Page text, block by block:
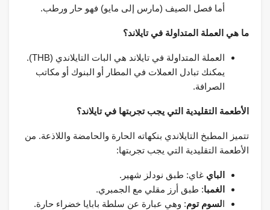
أما فصل الصيف (مارس إلى مايو) فهو حار ورطب.
ما هي العملة المتداولة في تايلاند؟
العملة المتداولة في تايلاند هي البات التايلاندي (THB).
يمكنك تبادل العملات في المطار أو البنوك أو مكاتب
الصرافة.
الأطعمة التقليدية التي يجب تجربتها في تايلاند؟
تتميز المطبخ التايلاندي بنكهاته الحارة والحامضة واللاذعة. من
الأطعمة التقليدية التي يجب تجربتها:
الباي غاي: طبق نودلز شهير.
الغمبا: طبق أرز مقلي مع الجمبري.
السوم توم: وهي عبارة عن سلطة بابايا خضراء حارة.